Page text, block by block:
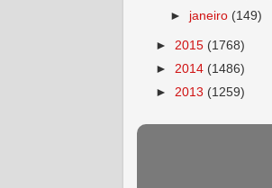
► janeiro (149)
► 2015 (1768)
► 2014 (1486)
► 2013 (1259)